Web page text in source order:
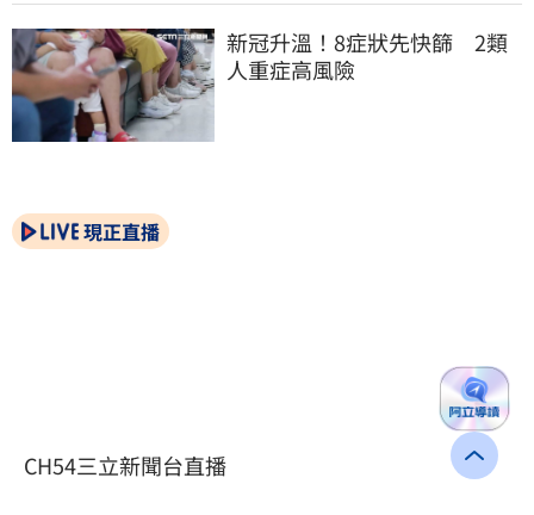
新冠升溫！8症狀先快篩　2類
人重症高風險
現正直播
CH54三立新聞台直播